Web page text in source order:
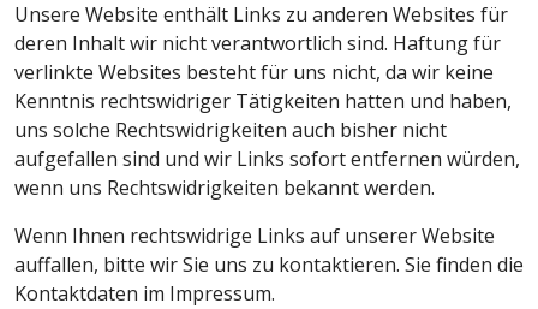
Unsere Website enthält Links zu anderen Websites für
deren Inhalt wir nicht verantwortlich sind. Haftung für
verlinkte Websites besteht für uns nicht, da wir keine
Kenntnis rechtswidriger Tätigkeiten hatten und haben,
uns solche Rechtswidrigkeiten auch bisher nicht
aufgefallen sind und wir Links sofort entfernen würden,
wenn uns Rechtswidrigkeiten bekannt werden.
Wenn Ihnen rechtswidrige Links auf unserer Website
auffallen, bitte wir Sie uns zu kontaktieren. Sie finden die
Kontaktdaten im Impressum.